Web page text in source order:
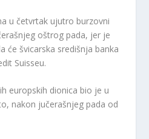
u četvrtak ujutro burzovni
oštrog pada, jer je
će švicarska središnja banka
Suisseu.
europskih dionica bio je u
nakon jučerašnjeg pada od